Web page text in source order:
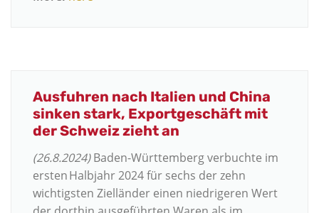
Ausfuhren nach Italien und China
sinken stark, Exportgeschäft mit
der Schweiz zieht an
(26.8.2024)Baden-Württemberg verbuchte im
ersten Halbjahr 2024 für sechs der zehn
wichtigsten Zielländer einen niedrigeren Wert